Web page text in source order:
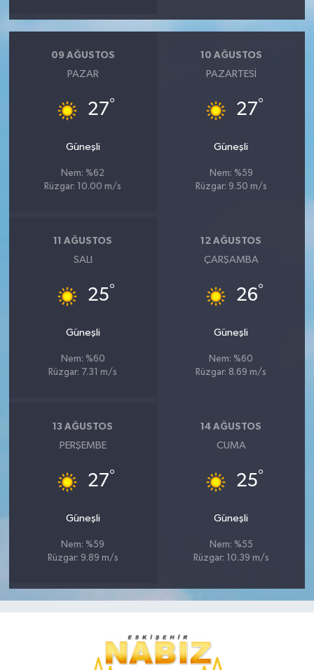
09 AĞUSTOS
PAZAR
27°
Güneşli
Nem: %62
Rüzgar: 10.00 m/s
10 AĞUSTOS
PAZARTESI
27°
Güneşli
Nem: %59
Rüzgar: 9.50 m/s
11 AĞUSTOS
SALI
25°
Güneşli
Nem: %60
Rüzgar: 7.31 m/s
12 AĞUSTOS
ÇARŞAMBA
26°
Güneşli
Nem: %60
Rüzgar: 8.69 m/s
13 AĞUSTOS
PERŞEMBE
27°
Güneşli
Nem: %59
Rüzgar: 9.89 m/s
14 AĞUSTOS
CUMA
25°
Güneşli
Nem: %55
Rüzgar: 10.39 m/s